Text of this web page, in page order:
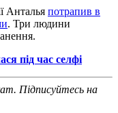
Анталья потрапив в
. Три людини
під час селфі
Підписуйтесь на